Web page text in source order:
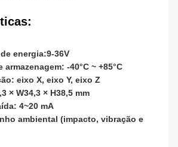
energia:9-36V
-40°C ~ +85°C
eixo X, eixo Y, eixo Z
× W34,3 × H38,5 mm
4~20 mA
ambiental (impacto, vibração e